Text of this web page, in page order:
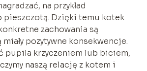
na przykład
pieszczotą. Dzięki temu kotek
zachowania są
pozytywne konsekwencje.
pupila krzyczeniem lub biciem,
naszą relację z kotem i